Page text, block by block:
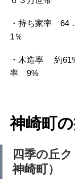
・持ち家
1％
・木造率
率 9%
神崎町
四季の丘
神崎町）